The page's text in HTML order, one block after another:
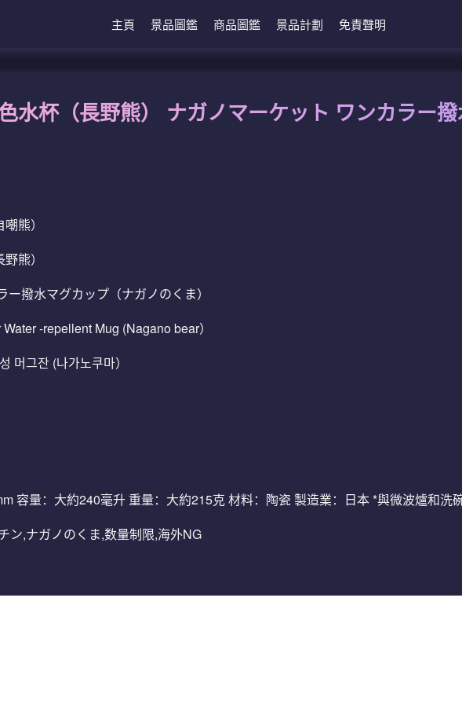
主頁 景品圖鑑 商品圖鑑 景品計劃 免責聲明
水杯（長野熊） ナガノマーケット ワンカラー
熊）
熊）
撥水マグカップ（ナガノのくま）
-repellent Mug (Nagano bear）
머그잔 (나가노쿠마）
容量：大約240毫升 重量：大約215克 材料：陶瓷 製造業：日本 *與微波爐和洗
ン,ナガノのくま,数量制限,海外NG